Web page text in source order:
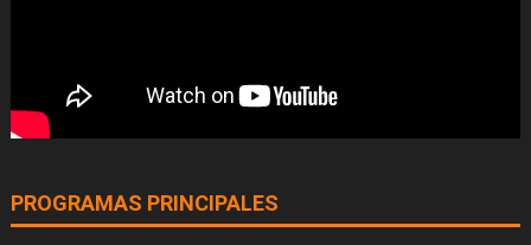
PROGRAMAS PRINCIPALES